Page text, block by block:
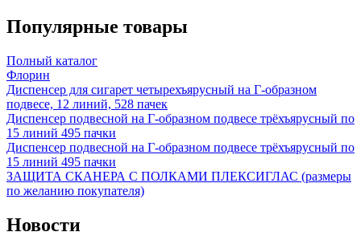
Популярные товары
Полный каталог
Флорин
Диспенсер для сигарет четырехъярусный на Г-образном
подвесе, 12 линий, 528 пачек
Диспенсер подвесной на Г-образном подвесе трёхъярусный по
15 линий 495 пачки
Диспенсер подвесной на Г-образном подвесе трёхъярусный по
15 линий 495 пачки
ЗАЩИТА СКАНЕРА С ПОЛКАМИ ПЛЕКСИГЛАС (размеры
по желанию покупателя)
Новости